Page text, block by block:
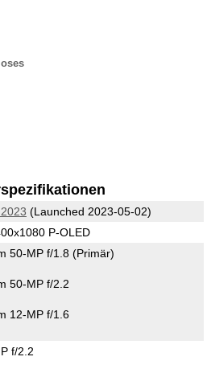
(Launched 2023-05-02)
P-OLED
50-MP f/1.8 (Primär)
50-MP f/2.2
12-MP f/1.6
f/2.2